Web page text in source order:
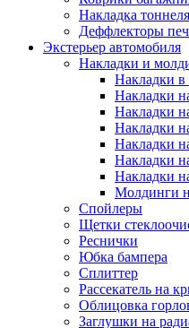
Накладка
Деффлекторы
Экстерьер автомобиля
Накладки и
Накладки в
Накладки
Накладки
Накладки
Накладки
Накладки
Накладки
Молдинги
Спойлеры
Щетки
Реснички
Юбка бампера
Сплиттер
Рассекатель на
Облицовка
Заглушки на